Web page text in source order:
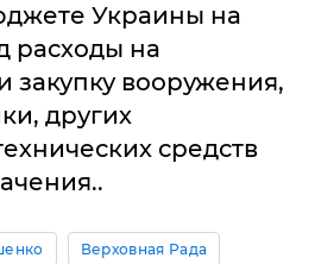
Украины на
расходы на
закупку вооружения,
других
средств
Верховная Рада